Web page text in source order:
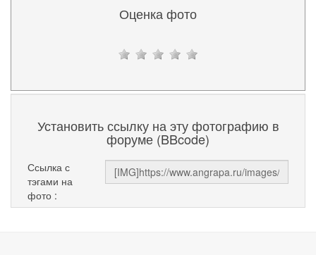
Оценка фото
Установить ссылку на эту фотографию в
форуме (BBcode)
Ссылка с
тэгами на
фото :